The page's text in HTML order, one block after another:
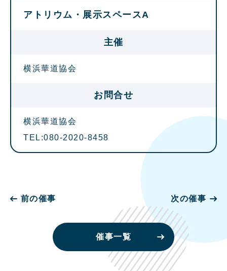
アトリウム・展示スペースA
主催
横浜華道協会
お問合せ
横浜華道協会
TEL:080-2020-8458
前の催事 次の催事
催事一覧